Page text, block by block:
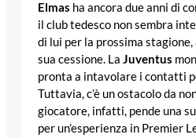
Elmas ha ancora due anni di
il club tedesco non sembra
di lui per la prossima
sua cessione. La Juventus
pronta a intavolare i contatti
Tuttavia, c’è un ostacolo da
giocatore, infatti, pende una
per un’esperienza in Premier